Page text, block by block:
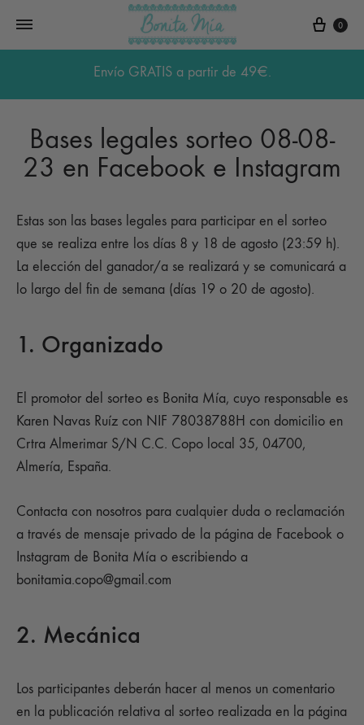
0
Envío GRATIS a partir de 49€.
Bases legales sorteo 08-08-
23 en Facebook e Instagram
Estas son las bases legales para participar en el sorteo
que se realiza entre los días 8 y 18 de agosto (23:59 h).
La elección del ganador/a se realizará y se comunicará a
lo largo del fin de semana (días 19 o 20 de agosto).
1. Organizado
El promotor del sorteo es Bonita Mía, cuyo responsable es
Karen Navas Ruíz con NIF 78038788H con domicilio en
Crtra Almerimar S/N C.C. Copo local 35, 04700,
Almería, España.
Contacta con nosotros para cualquier duda o reclamación
a través de mensaje privado de la página de Facebook o
Instagram de Bonita Mía o escribiendo a
bonitamia.copo@gmail.com
2. Mecánica
Los participantes deberán hacer al menos un comentario
en la publicación relativa al sorteo realizada en la página